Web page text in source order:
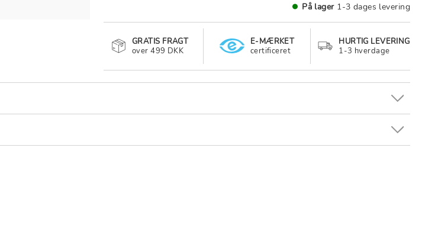
På lager 1-3 dages levering
GRATIS FRAGT
over 499 DKK
E-MÆRKET
certificeret
HURTIG LEVERING
1-3 hverdage